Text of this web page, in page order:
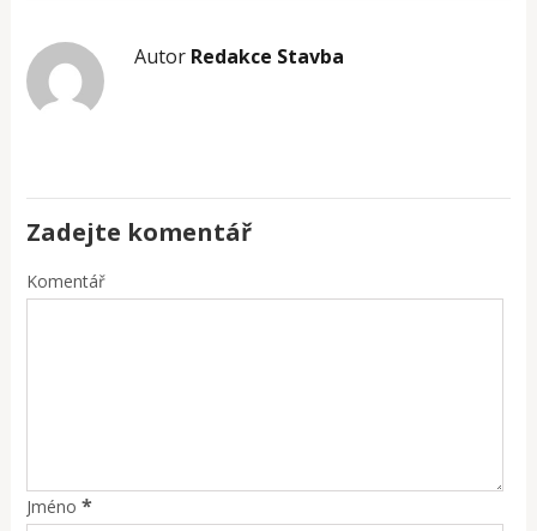
Autor Redakce Stavba
Zadejte komentář
Komentář
Jméno *